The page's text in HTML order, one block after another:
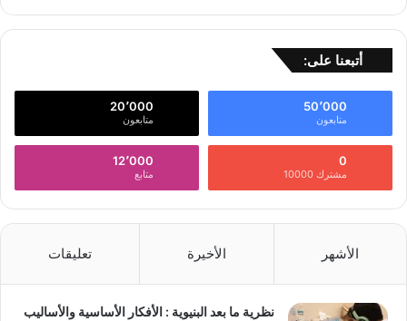
أتبعنا على:
50٬000
متابعون
20٬000
متابعون
0
مشترك 10000
12٬000
متابع
الأشهر الأخيرة تعليقات
نظرية ما بعد البنيوية : الأفكار الأساسية والأساليب